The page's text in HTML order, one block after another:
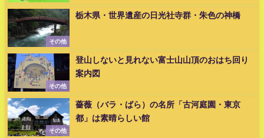
その他
栃木県・世界遺産の日光社寺群・朱色の神橋
その他
登山しないと見れない富士山山頂のおはち回り
案内図
その他
薔薇（バラ・ばら）の名所「古河庭園・東京
都」は素晴らしい館